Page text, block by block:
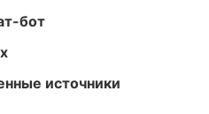
бот
источники